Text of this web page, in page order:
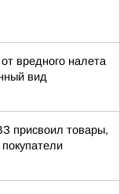
вредного налета
вид
присвоил товары,